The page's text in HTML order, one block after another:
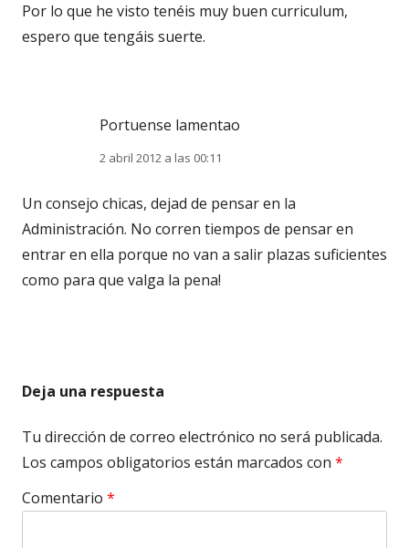
Por lo que he visto tenéis muy buen curriculum,
espero que tengáis suerte.
Portuense lamentao
2 abril 2012 a las 00:11
Un consejo chicas, dejad de pensar en la
Administración. No corren tiempos de pensar en
entrar en ella porque no van a salir plazas suficientes
como para que valga la pena!
Deja una respuesta
Tu dirección de correo electrónico no será publicada.
Los campos obligatorios están marcados con *
Comentario *